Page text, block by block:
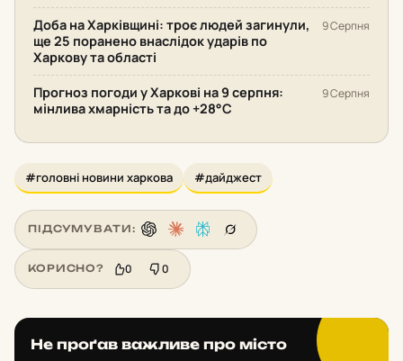
Доба на Харківщині: троє людей загинули,
ще 25 поранено внаслідок ударів по
Харкову та області
9 Серпня
Прогноз погоди у Харкові на 9 серпня:
мінлива хмарність та до +28°С
9 Серпня
#головні новини харкова #дайджест
ПІДСУМУВАТИ:
КОРИСНО? 0 0
Не проґав важливе про місто